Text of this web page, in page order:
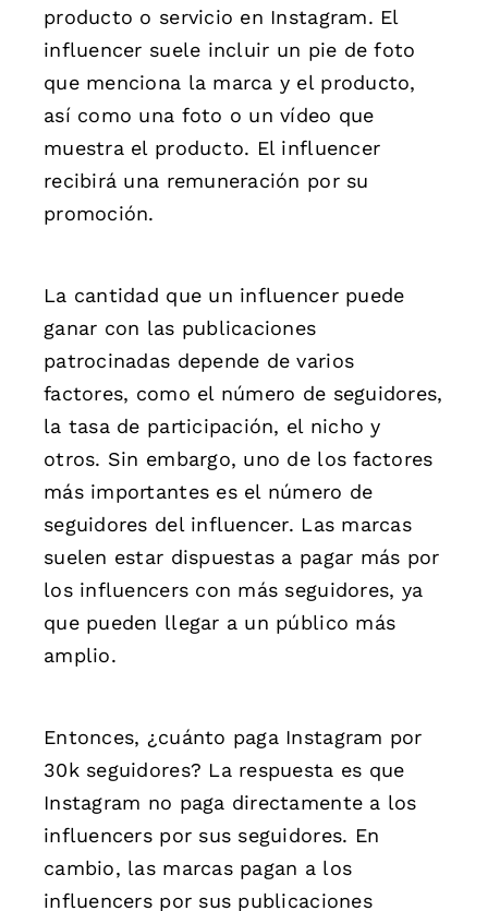
producto o servicio en Instagram. El
influencer suele incluir un pie de foto
que menciona la marca y el producto,
así como una foto o un vídeo que
muestra el producto. El influencer
recibirá una remuneración por su
promoción.
La cantidad que un influencer puede
ganar con las publicaciones
patrocinadas depende de varios
factores, como el número de seguidores,
la tasa de participación, el nicho y
otros. Sin embargo, uno de los factores
más importantes es el número de
seguidores del influencer. Las marcas
suelen estar dispuestas a pagar más por
los influencers con más seguidores, ya
que pueden llegar a un público más
amplio.
Entonces, ¿cuánto paga Instagram por
30k seguidores? La respuesta es que
Instagram no paga directamente a los
influencers por sus seguidores. En
cambio, las marcas pagan a los
influencers por sus publicaciones